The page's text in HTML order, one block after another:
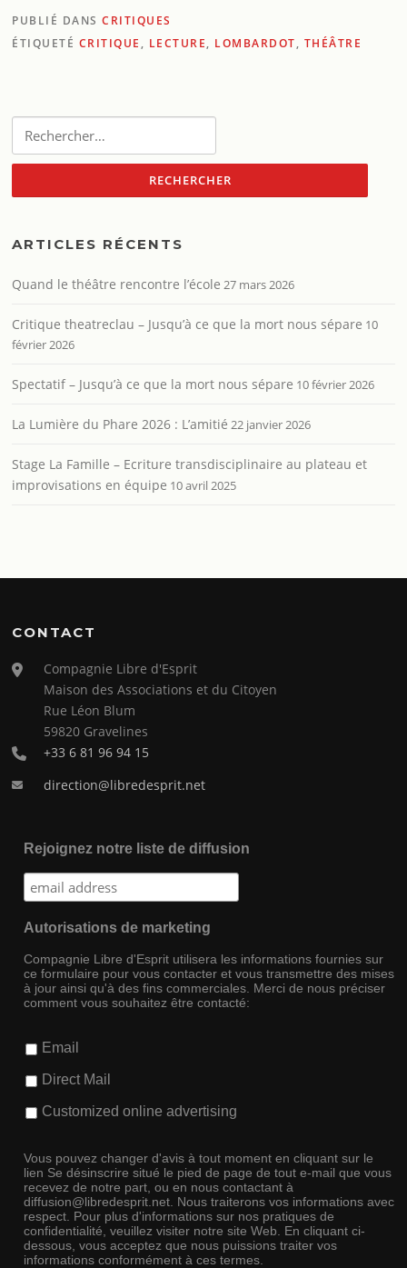
PUBLIÉ DANSCRITIQUES
ÉTIQUETÉ CRITIQUE , LECTURE, LOMBARDOT, THÉÂTRE
ARTICLES RÉCENTS
Quand le théâtre rencontre l’école 27 mars 2026
Critique theatreclau – Jusqu’à ce que la mort nous sépare 10
février 2026
Spectatif – Jusqu’à ce que la mort nous sépare 10 février 2026
La Lumière du Phare 2026 : L’amitié 22 janvier 2026
Stage La Famille – Ecriture transdisciplinaire au plateau et
improvisations en équipe 10 avril 2025
CONTACT
Compagnie Libre d'Esprit
Maison des Associations et du Citoyen
Rue Léon Blum
59820 Gravelines
+33 6 81 96 94 15
direction@libredesprit.net
Rejoignez notre liste de diffusion
Autorisations de marketing
Compagnie Libre d'Esprit utilisera les informations fournies sur
ce formulaire pour vous contacter et vous transmettre des mises
à jour ainsi qu'à des fins commerciales. Merci de nous préciser
comment vous souhaitez être contacté:
Email
Direct Mail
Customized online advertising
Vous pouvez changer d'avis à tout moment en cliquant sur le
lien Se désinscrire situé le pied de page de tout e-mail que vous
recevez de notre part, ou en nous contactant à
diffusion@libredesprit.net. Nous traiterons vos informations avec
respect. Pour plus d'informations sur nos pratiques de
confidentialité, veuillez visiter notre site Web. En cliquant ci-
dessous, vous acceptez que nous puissions traiter vos
informations conformément à ces termes.